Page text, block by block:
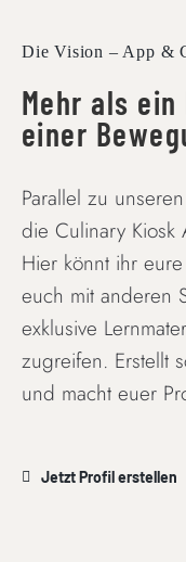
Die Vision – App &
Mehr als
einer
Parallel zu
die Culinary
Hier könnt ihr
euch mit anderen
exklusive
zugreifen. Erstellt
und macht euer
Jetzt Profil erstellen